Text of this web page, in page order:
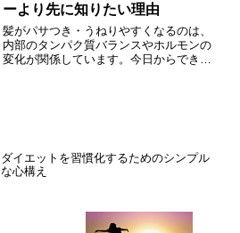
ーより先に知りたい理由
髪がパサつき・うねりやすくなるのは、
内部のタンパク質バランスやホルモンの
変化が関係しています。今日からできる
ダイエットを習慣化するためのシンプル
な心構え